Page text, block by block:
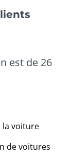
est de 26
la voiture
de voitures